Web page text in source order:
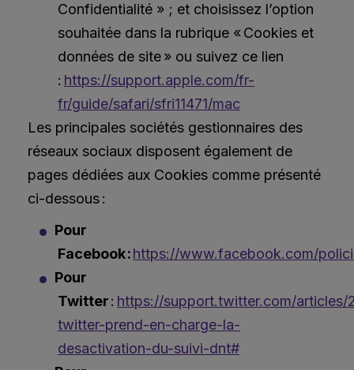
Confidentialité » ; et choisissez l’option
souhaitée dans la rubrique « Cookies et
données de site » ou suivez ce lien
: https://support.apple.com/fr-
fr/guide/safari/sfri11471/mac
Les principales sociétés gestionnaires des
réseaux sociaux disposent également de
pages dédiées aux Cookies comme présenté
ci-dessous :
Pour
Facebook :https://www.facebook.com/
Pour
Twitter: https://support.twitter.com/articles/
twitter-prend-en-charge-la-
desactivation-du-suivi-dnt#